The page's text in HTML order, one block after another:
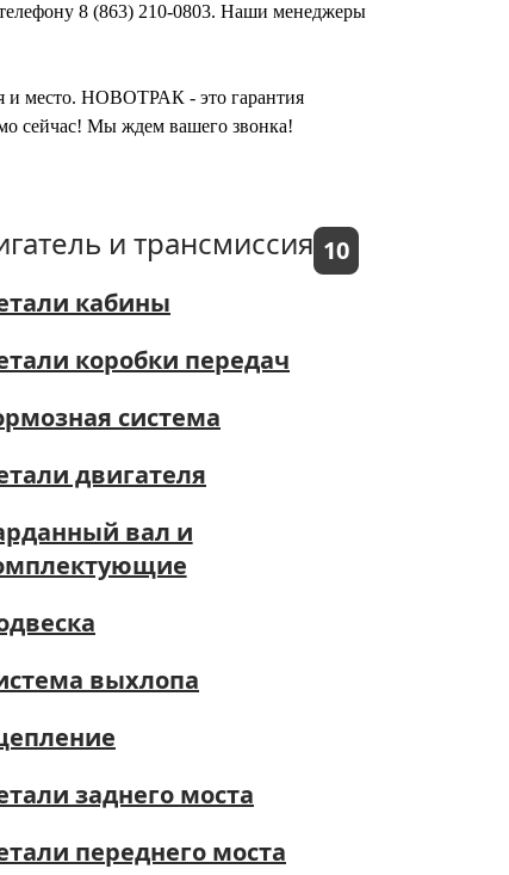
8 (863) 210-0803. Наши менеджеры
и место. НОВОТРАК - это гарантия
сейчас! Мы ждем вашего звонка!
и трансмиссия 10
кабины
коробки передач
система
двигателя
вал и
выхлопа
заднего моста
переднего моста